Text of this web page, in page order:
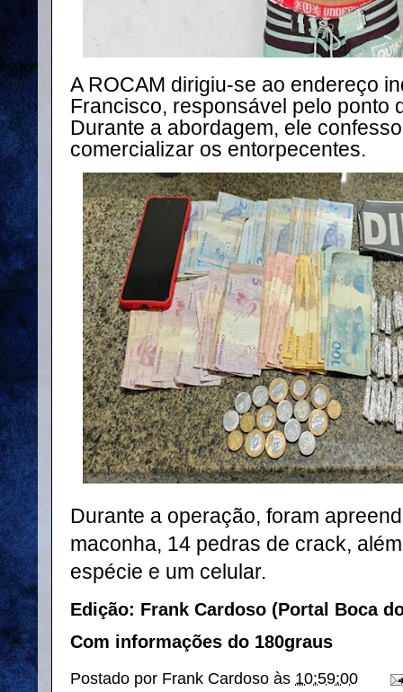
A ROCAM dirigiu-se ao endereço
Francisco, responsável pelo ponto
Durante a abordagem, ele
comercializar os entorpecentes.
Durante a operação, foram
maconha, 14 pedras de crack,
espécie e um celular.
Edição: Frank Cardoso (Portal Boca
Com informações do 180graus
Postado por Frank Cardoso às 10:59:00